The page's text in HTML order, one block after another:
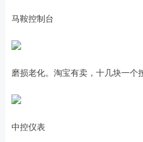
马鞍控制台
磨损老化。淘宝有卖，十几块一个
中控仪表